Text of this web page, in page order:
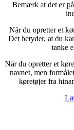
Bemærk at det er
Når du opretter et
Det betyder, at du
tanke
Når du opretter et
navnet, men
køretøjer fra